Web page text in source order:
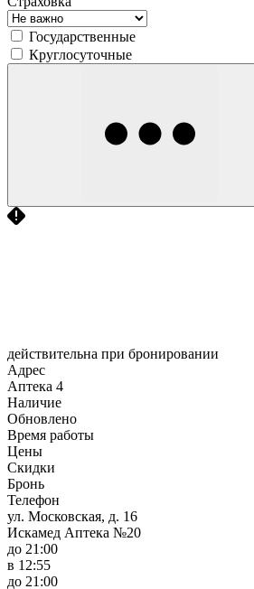
Государственные
Круглосуточные
действительна при бронировании
Адрес
Аптека 4
Наличие
Обновлено
Время работы
Цены
Скидки
Бронь
Телефон
ул. Московская, д. 16
Искамед Аптека №20
до 21:00
в 12:55
до 21:00